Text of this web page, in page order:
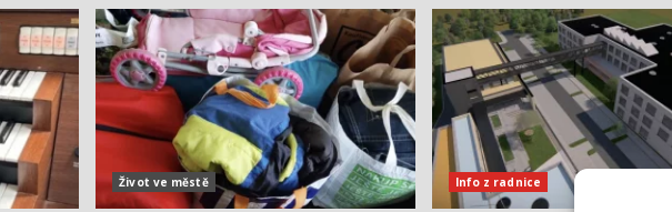
Život ve městě Info z radnice